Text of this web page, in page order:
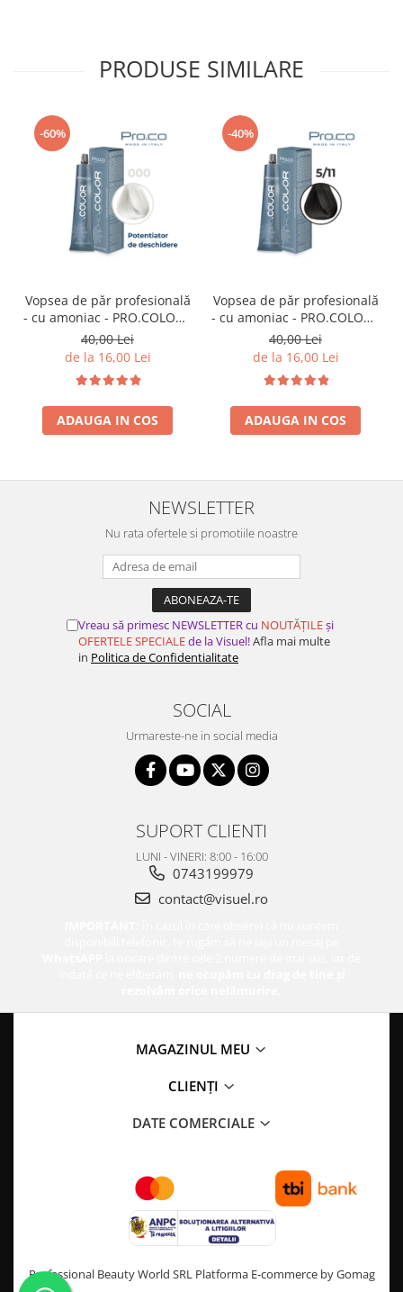
PRODUSE SIMILARE
-60%
Vopsea de păr profesională
- cu amoniac - PRO.COLOR -
PROCO - 100 ml - P000 -
POTENTIATOR DE
40,00 Lei
de la 16,00 Lei
ADAUGA IN COS
-40%
Vopsea de păr profesională
- cu amoniac - PRO.COLOR -
PROCO - 100 ml - 5/11
CASTANIU DESCHIS
40,00 Lei
de la 16,00 Lei
ADAUGA IN COS
NEWSLETTER
Nu rata ofertele si promotiile noastre
Vreau să primesc NEWSLETTER cu NOUTĂȚILEși
OFERTELE SPECIALEde la Visuel!Afla mai multe
in Politica de Confidentialitate
SOCIAL
Urmareste-ne in social media
SUPORT CLIENTI
LUNI - VINERI: 8:00 - 16:00
0743199979
contact@visuel.ro
MAGAZINUL MEU
CLIENȚI
DATE COMERCIALE
Professional Beauty World SRL Platforma E-commerce by Gomag